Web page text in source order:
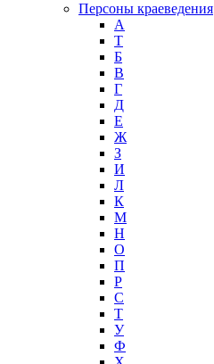
Персоны краеведения
А
T
Б
В
Г
Д
Е
Ж
З
И
Л
К
М
Н
О
П
Р
С
Т
У
Ф